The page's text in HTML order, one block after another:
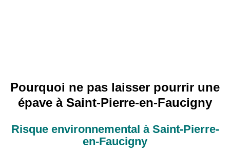
Pourquoi ne pas laisser pourrir une
épave à Saint-Pierre-en-Faucigny
Risque environnemental à Saint-Pierre-
en-Faucigny